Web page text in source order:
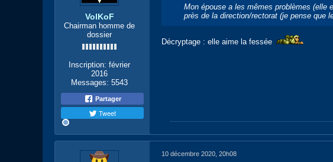
VolKoF
Chairman homme de
dossier
Inscription: février
2016
Messages: 5543
Partager
Tweet
Mon épouse a les mêmes problèmes (elle
près de la direction/rectorat (je pense que
Décryptage : elle aime la fessée
10 décembre 2020, 20h08